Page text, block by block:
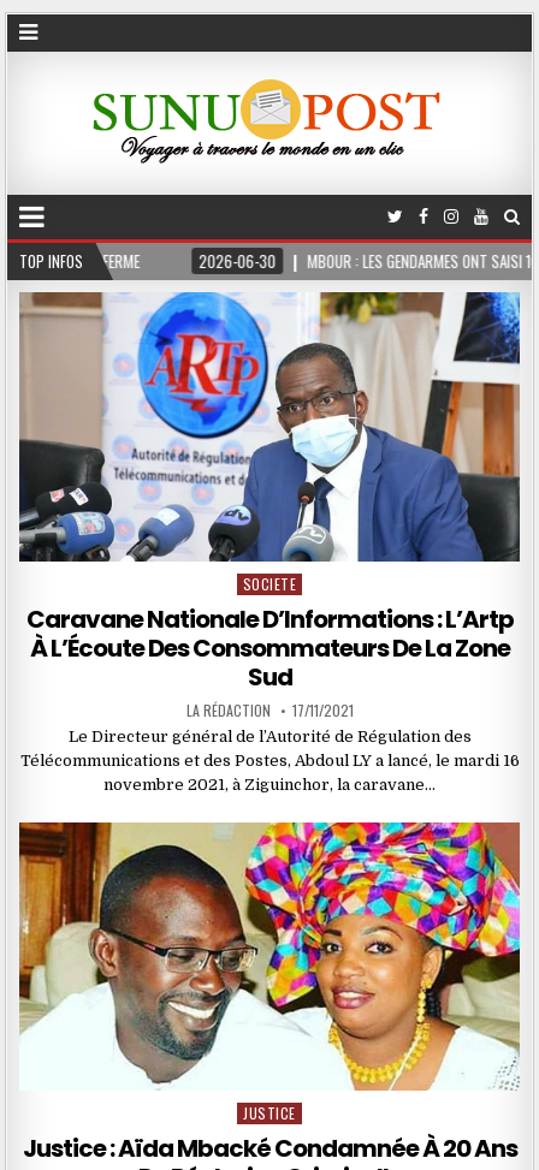
TOP INFOS
FERME 2026-06-30 MBOUR : LES GENDARMES ONT SAISI 10 KG DE
Posted
in
SOCIETE
Caravane Nationale D’Informations : L’Artp
À L’Écoute Des Consommateurs De La Zone
Sud
LA RÉDACTION 17/11/2021
Le Directeur général de l’Autorité de Régulation des
Télécommunications et des Postes, Abdoul LY a lancé, le mardi 16
novembre 2021, à Ziguinchor, la caravane…
Posted
in
JUSTICE
Justice : Aïda Mbacké Condamnée À 20 Ans